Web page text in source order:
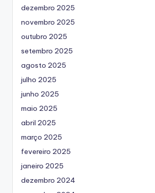
dezembro 2025
novembro 2025
outubro 2025
setembro 2025
agosto 2025
julho 2025
junho 2025
maio 2025
abril 2025
março 2025
fevereiro 2025
janeiro 2025
dezembro 2024